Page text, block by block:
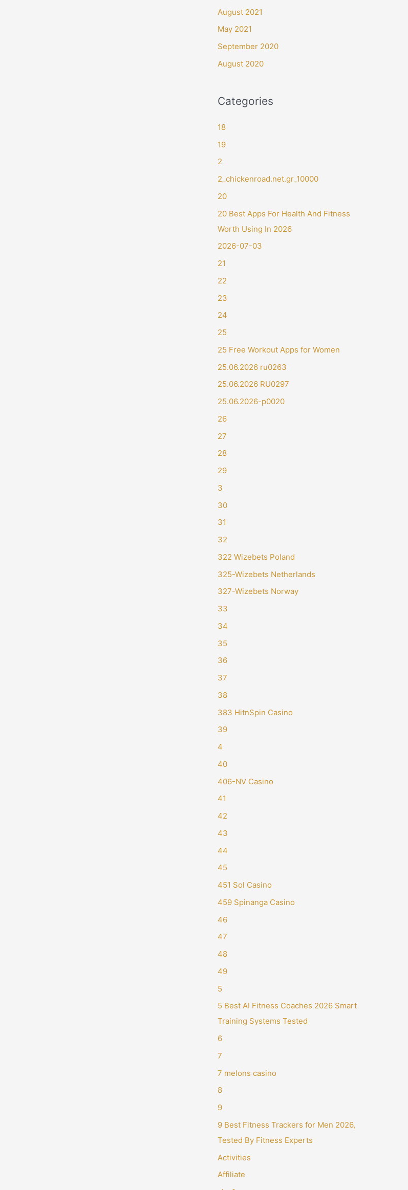
August 2021
May 2021
September 2020
August 2020
Categories
18
19
2
2_chickenroad.net.gr_10000
20
20 Best Apps For Health And Fitness
Worth Using In 2026
2026-07-03
21
22
23
24
25
25 Free Workout Apps for Women
25.06.2026 ru0263
25.06.2026 RU0297
25.06.2026-p0020
26
27
28
29
3
30
31
32
322 Wizebets Poland
325-Wizebets Netherlands
327-Wizebets Norway
33
34
35
36
37
38
383 HitnSpin Casino
39
4
40
406-NV Casino
41
42
43
44
45
451 Sol Casino
459 Spinanga Casino
46
47
48
49
5
5 Best AI Fitness Coaches 2026 Smart
Training Systems Tested
6
7
7 melons casino
8
9
9 Best Fitness Trackers for Men 2026,
Tested By Fitness Experts
Activities
Affiliate